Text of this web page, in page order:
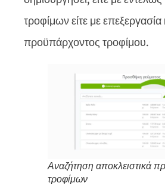
τροφίμων είτε με
προϋπάρχοντος τροφίμου.
Αναζήτηση αποκλειστικά
τροφίμων